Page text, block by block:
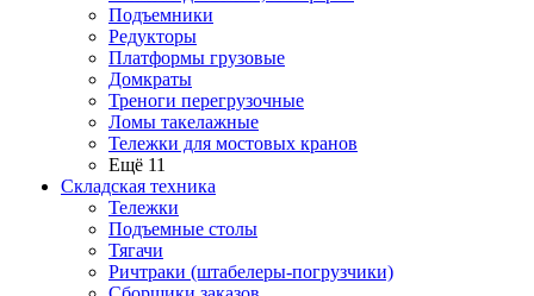
Подъемники
Редукторы
Платформы грузовые
Домкраты
Треноги перегрузочные
Ломы такелажные
Тележки для мостовых кранов
Ещё 11
Складская техника
Тележки
Подъемные столы
Тягачи
Ричтраки (штабелеры-погрузчики)